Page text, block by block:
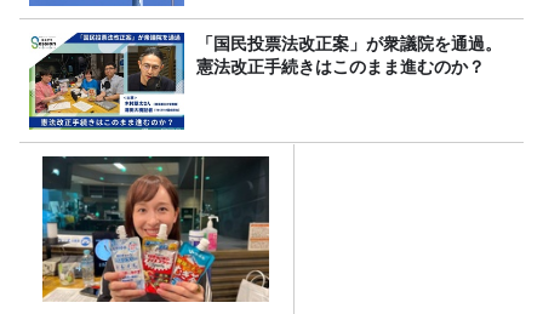
「国民投票法改正案」が衆議院を通過。
憲法改正手続きはこのまま進むのか？